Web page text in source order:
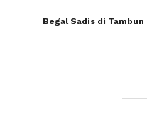
Begal Sadis di Tambun